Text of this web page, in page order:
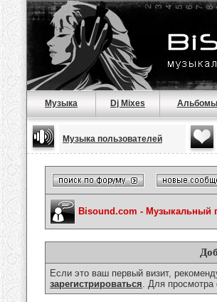
Музыка Dj Mixes Альбомы
Музыка пользователей
Bisound.com - Музыкальный
Если это ваш первый визит,
зарегистрироваться. Для просмотра